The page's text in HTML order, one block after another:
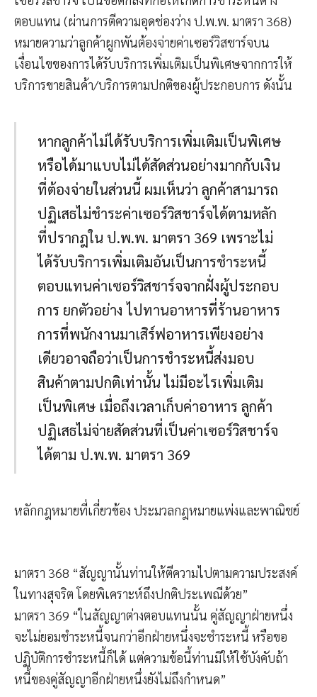
ตอบแทน (ผ่านการตีความอุดช่องว่าง ป.พ.พ. มาตรา 368)
หมายความว่าลูกค้าผูกพันต้องจ่ายค่าเซอร์วิสชาร์จบน
เงื่อนไขของการได้รับบริการเพิ่มเติมเป็นพิเศษจากการให้
บริการขายสินค้า/บริการตามปกติของผู้ประกอบการ ดังนั้น
หากลูกค้าไม่ได้รับบริการเพิ่มเติมเป็นพิเศษ
หรือได้มาแบบไม่ได้สัดส่วนอย่างมากกับเงิน
ที่ต้องจ่ายในส่วนนี้ ผมเห็นว่า ลูกค้าสามารถ
ปฏิเสธไม่ชำระค่าเซอร์วิสชาร์จได้ตามหลัก
ที่ปรากฎใน ป.พ.พ. มาตรา 369 เพราะไม่
ได้รับบริการเพิ่มเติมอันเป็นการชำระหนี้
ตอบแทนค่าเซอร์วิสชาร์จจากฝั่งผู้ประกอบ
การ ยกตัวอย่าง ไปทานอาหารที่ร้านอาหาร
การที่พนักงานมาเสิร์ฟอาหารเพียงอย่าง
เดียวอาจถือว่าเป็นการชำระหนี้ส่งมอบ
สินค้าตามปกติเท่านั้น ไม่มีอะไรเพิ่มเติม
เป็นพิเศษ เมื่อถึงเวลาเก็บค่าอาหาร ลูกค้า
ปฏิเสธไม่จ่ายสัดส่วนที่เป็นค่าเซอร์วิสชาร์จ
ได้ตาม ป.พ.พ. มาตรา 369
หลักกฎหมายที่เกี่ยวข้อง ประมวลกฎหมายแพ่งและพาณิชย์
มาตรา 368 “สัญญานั้นท่านให้ตีความไปตามความประสงค์
ในทางสุจริต โดยพิเคราะห์ถึงปกติประเพณีด้วย”
มาตรา 369 “ในสัญญาต่างตอบแทนนั้น คู่สัญญาฝ่ายหนึ่ง
จะไม่ยอมชำระหนี้จนกว่าอีกฝ่ายหนึ่งจะชำระหนี้ หรือขอ
ปฏิบัติการชำระหนี้ก็ได้ แต่ความข้อนี้ท่านมิให้ใช้บังคับถ้า
หนี้ของคู่สัญญาอีกฝ่ายหนึ่งยังไม่ถึงกำหนด”